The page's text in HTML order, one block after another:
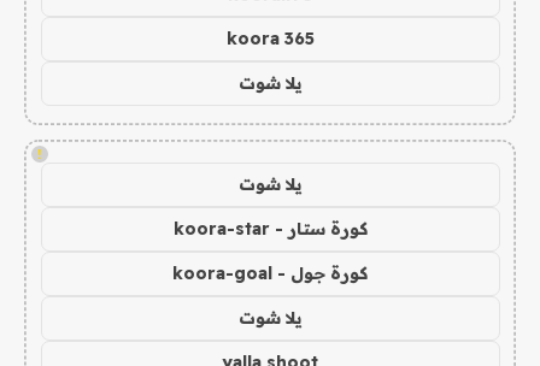
koora 365
يلا شوت
!
يلا شوت
كورة ستار - koora-star
كورة جول - koora-goal
يلا شوت